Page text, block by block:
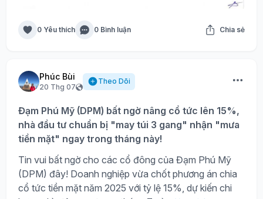
0 Yêu thích 0 Bình luận Chia sẻ
Phúc Bùi
20 Thg 07
Theo Dõi
Đạm Phú Mỹ (DPM) bất ngờ nâng cổ tức lên 15%,
nhà đầu tư chuẩn bị "may túi 3 gang" nhận "mưa
tiền mặt" ngay trong tháng này!
Tin vui bất ngờ cho các cổ đông của Đạm Phú Mỹ
(DPM) đây! Doanh nghiệp vừa chốt phương án chia
cổ tức tiền mặt năm 2025 với tỷ lệ 15%, dự kiến chi